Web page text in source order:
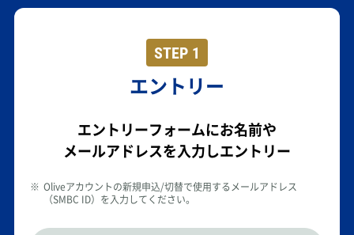
STEP 1
エントリー
エントリーフォームにお名前や
メールアドレスを入力しエントリー
※ Oliveアカウントの新規申込/切替で使用するメールアドレス
（SMBC ID）を入力してください。